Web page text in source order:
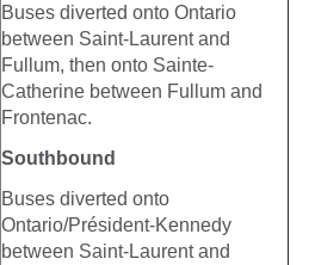
Buses diverted onto Ontario
between Saint-Laurent and
Fullum, then onto Sainte-
Catherine between Fullum and
Frontenac.
Southbound
Buses diverted onto
Ontario/Président-Kennedy
between Saint-Laurent and